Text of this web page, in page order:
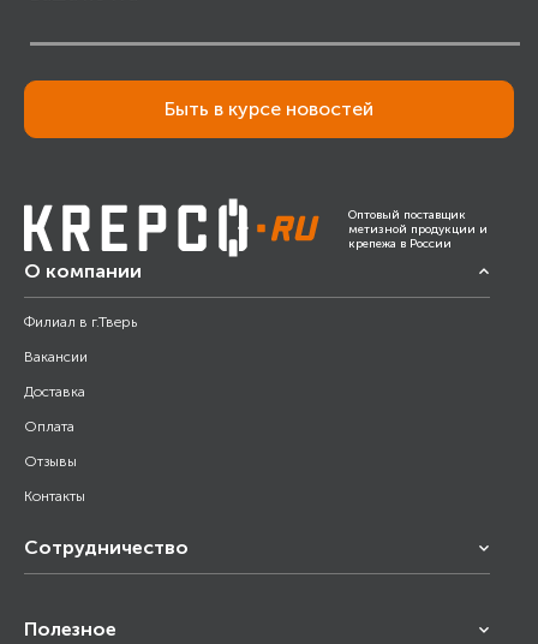
Быть в курсе новостей
Оптовый поставщик
метизной продукции и
крепежа в России
О компании
Филиал в г.Тверь
Вакансии
Доставка
Оплата
Отзывы
Контакты
Сотрудничество
Снабжение строительства
Полезное